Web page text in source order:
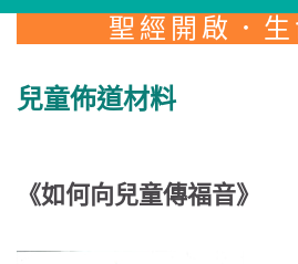
聖經開啟．
兒童佈道材料
《如何向兒童傳福音》